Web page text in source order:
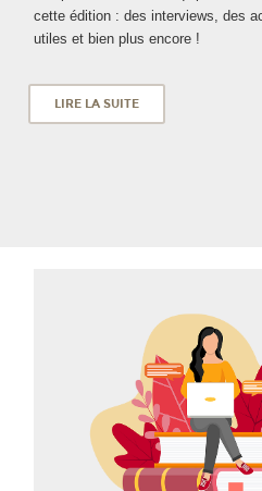
soin et accompagner les
dès maintenant !
LIRE LA SUITE